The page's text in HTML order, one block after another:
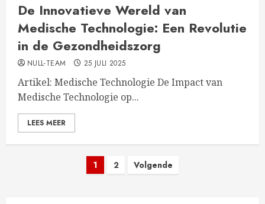
De Innovatieve Wereld van
Medische Technologie: Een Revolutie
in de Gezondheidszorg
NULL-TEAM 25 JULI 2025
Artikel: Medische Technologie De Impact van
Medische Technologie op...
LEES MEER
Berichten
1 2 Volgende